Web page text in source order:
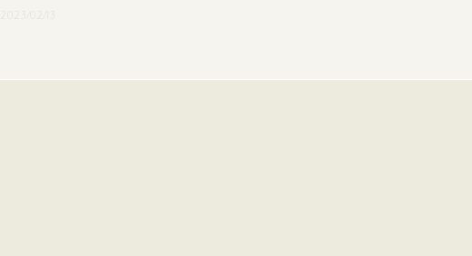
2023/02/13